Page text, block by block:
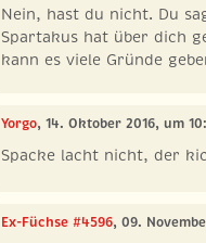
Nein, hast du nicht. Du
Spartakus hat über dich
kann es viele Gründe
Yorgo, 14. Oktober 2016, um
Spacke lacht nicht, der
Ex-Füchse #4596, 09.